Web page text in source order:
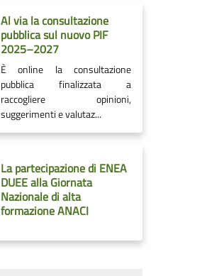
Al via la consultazione
pubblica sul nuovo PIF
2025–2027
È online la consultazione
pubblica finalizzata a
raccogliere opinioni,
suggerimenti e valutaz...
La partecipazione di ENEA
DUEE alla Giornata
Nazionale di alta
formazione ANACI